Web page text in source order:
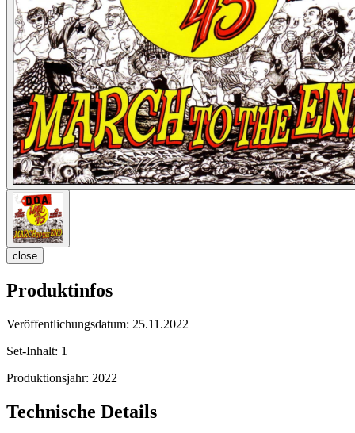
close
Produktinfos
Veröffentlichungsdatum: 25.11.2022
Set-Inhalt: 1
Produktionsjahr: 2022
Technische Details